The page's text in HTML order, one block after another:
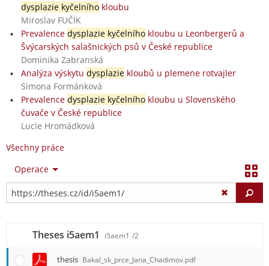
dysplazie kyčelníhokloubu
Miroslav FUČÍK
Prevalence dysplazie kyčelníhokloubu u Leonbergerů a
Švýcarských salašnických psů v České republice
Dominika Zabranská
Analýza výskytu dysplaziekloubů u plemene rotvajler
Simona Formánková
Prevalence dysplazie kyčelníhokloubu u Slovenského
čuvače v České republice
Lucie Hromádková
Všechny práce
Operace
Theses i5aem1 i5aem1 /2
thesis Bakal_sk_prce_Jana_Chadimov.pdf